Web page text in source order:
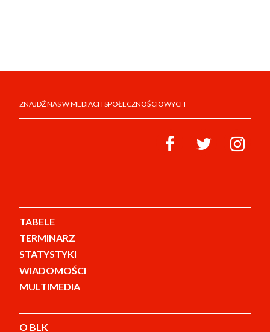
ZNAJDŹ NAS W MEDIACH SPOŁECZNOŚCIOWYCH
TABELE
TERMINARZ
STATYSTYKI
WIADOMOŚCI
MULTIMEDIA
O BLK